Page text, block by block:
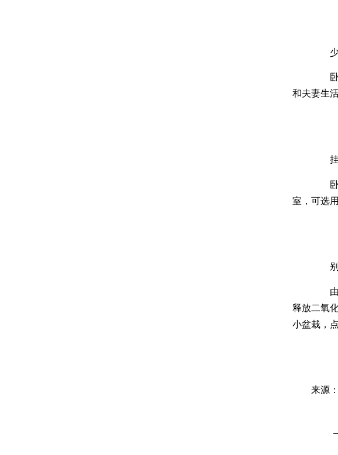
少摆
卧室最
和夫妻生活
挂双
卧室最
室，可选
别摆
由于光
释放二氧
小盆栽，
来源：